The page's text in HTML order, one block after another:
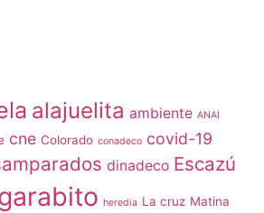
alajuelita ambiente ANAI
cne Colorado conadeco covid-19
dinadeco Escazú
heredia La cruz Matina